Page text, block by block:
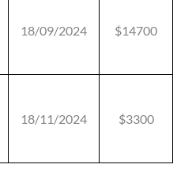
18/09/2024 $14700
18/11/2024 $3300